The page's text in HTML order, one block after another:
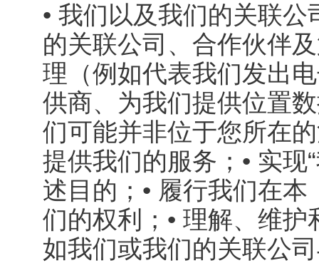
• 我们以及我们的关联
的关联公司、合作伙伴
理（例如代表我们发出
供商、为我们提供位置
们可能并非位于您所在
提供我们的服务；• 实现
述目的；• 履行我们在
们的权利；• 理解、维
如我们或我们的关联公